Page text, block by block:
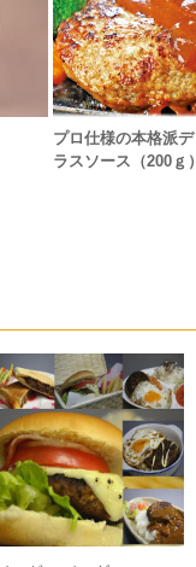
プロ仕様の本格派
ラスソース（200ｇ）